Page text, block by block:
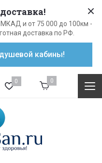
МКАД и от 75 000 до 100км -
доставка по РФ.
кабины!
0 0